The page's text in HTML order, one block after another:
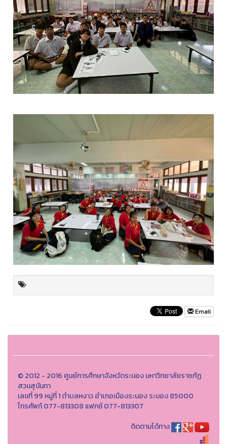
Email
© 2012 - 2016 ศูนย์การศึกษาจังหวัดระนอง มหาวิทยาลัยราชภัฏ
สวนสุนันทา
เลขที่ 99 หมู่ที่ 1 ตำบลหงาว อำเภอเมืองระนอง ระนอง 85000
โทรศัพท์ 077-813308 แฟกซ์ 077-813307
ติดตามได้ทาง